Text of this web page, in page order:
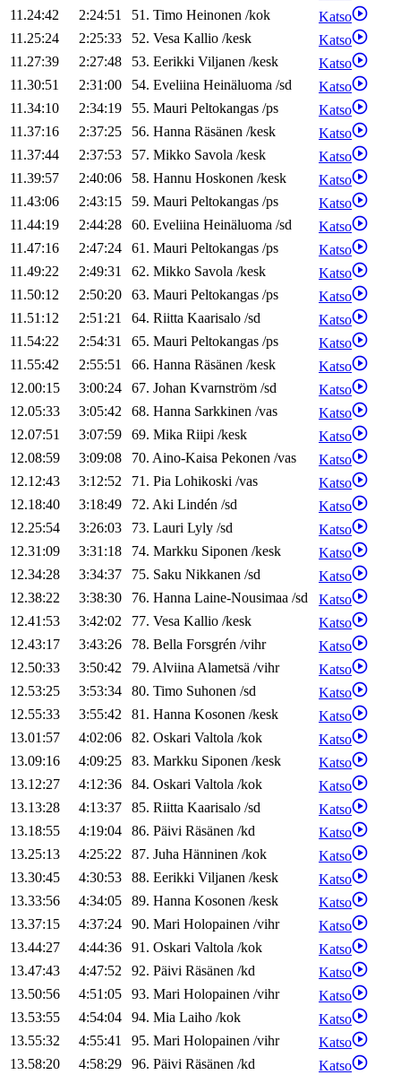
11.24:42
2:24:51 51. Timo Heinonen /kok
Katso
11.25:24
2:25:33 52. Vesa Kallio /kesk
Katso
11.27:39
2:27:48 53. Eerikki Viljanen /kesk
Katso
11.30:51
2:31:00 54. Eveliina Heinäluoma /sd
Katso
11.34:10
2:34:19 55. Mauri Peltokangas /ps
Katso
11.37:16
2:37:25 56. Hanna Räsänen /kesk
Katso
11.37:44
2:37:53 57. Mikko Savola /kesk
Katso
11.39:57
2:40:06 58. Hannu Hoskonen /kesk
Katso
11.43:06
2:43:15 59. Mauri Peltokangas /ps
Katso
11.44:19
2:44:28 60. Eveliina Heinäluoma /sd
Katso
11.47:16
2:47:24 61. Mauri Peltokangas /ps
Katso
11.49:22
2:49:31 62. Mikko Savola /kesk
Katso
11.50:12
2:50:20 63. Mauri Peltokangas /ps
Katso
11.51:12
2:51:21 64. Riitta Kaarisalo /sd
Katso
11.54:22
2:54:31 65. Mauri Peltokangas /ps
Katso
11.55:42
2:55:51 66. Hanna Räsänen /kesk
Katso
12.00:15
3:00:24 67. Johan Kvarnström /sd
Katso
12.05:33
3:05:42 68. Hanna Sarkkinen /vas
Katso
12.07:51
3:07:59 69. Mika Riipi /kesk
Katso
12.08:59
3:09:08 70. Aino-Kaisa Pekonen /vas
Katso
12.12:43
3:12:52 71. Pia Lohikoski /vas
Katso
12.18:40
3:18:49 72. Aki Lindén /sd
Katso
12.25:54
3:26:03 73. Lauri Lyly /sd
Katso
12.31:09
3:31:18 74. Markku Siponen /kesk
Katso
12.34:28
3:34:37 75. Saku Nikkanen /sd
Katso
12.38:22
3:38:30 76. Hanna Laine-Nousimaa /sd
Katso
12.41:53
3:42:02 77. Vesa Kallio /kesk
Katso
12.43:17
3:43:26 78. Bella Forsgrén /vihr
Katso
12.50:33
3:50:42 79. AlviinaAlametsä /vihr
Katso
12.53:25
3:53:34 80. Timo Suhonen /sd
Katso
12.55:33
3:55:42 81. Hanna Kosonen /kesk
Katso
13.01:57
4:02:06 82. Oskari Valtola /kok
Katso
13.09:16
4:09:25 83. Markku Siponen /kesk
Katso
13.12:27
4:12:36 84. Oskari Valtola /kok
Katso
13.13:28
4:13:37 85. Riitta Kaarisalo /sd
Katso
13.18:55
4:19:04 86. Päivi Räsänen /kd
Katso
13.25:13
4:25:22 87. Juha Hänninen /kok
Katso
13.30:45
4:30:53 88. Eerikki Viljanen /kesk
Katso
13.33:56
4:34:05 89. Hanna Kosonen /kesk
Katso
13.37:15
4:37:24 90. Mari Holopainen /vihr
Katso
13.44:27
4:44:36 91. Oskari Valtola /kok
Katso
13.47:43
4:47:52 92. Päivi Räsänen /kd
Katso
13.50:56
4:51:05 93. Mari Holopainen /vihr
Katso
13.53:55
4:54:04 94. Mia Laiho /kok
Katso
13.55:32
4:55:41 95. Mari Holopainen /vihr
Katso
13.58:20
4:58:29 96. Päivi Räsänen /kd Katso